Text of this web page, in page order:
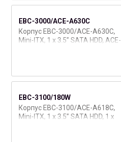
EBC-3000/ACE-A630C
Корпус EBC-3000/ACE-A630C,
Mini-ITX, 1 x 3.5” SATA HDD, ACE-
EBC-3100/180W
Корпус EBC-3100/ACE-A618C,
Mini-ITX, 1 x 3.5” SATA HDD, 1 x